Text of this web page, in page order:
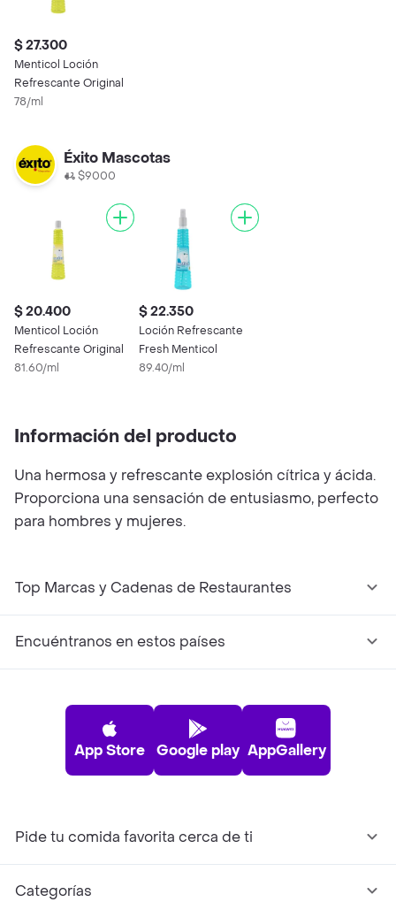
$ 27.300
Menticol Loción
Refrescante Original
78/ml
Éxito Mascotas
$9000
$ 20.400
Menticol Loción
Refrescante Original
81.60/ml
$ 22.350
Loción Refrescante
Fresh Menticol
89.40/ml
Información del producto
Una hermosa y refrescante explosión cítrica y ácida.
Proporciona una sensación de entusiasmo, perfecto
para hombres y mujeres.
Top Marcas y Cadenas de Restaurantes
Encuéntranos en estos países
App Store Google play AppGallery
Pide tu comida favorita cerca de ti
Categorías